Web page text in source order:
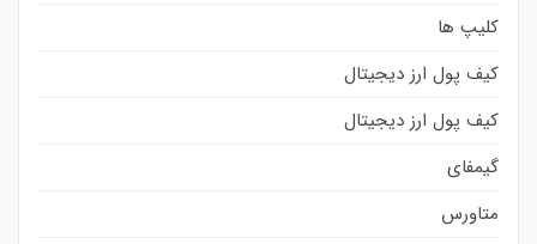
کلیپ ها
کیف پول ارز دیجیتال
کیف پول ارز دیجیتال
گیمفای
متاورس